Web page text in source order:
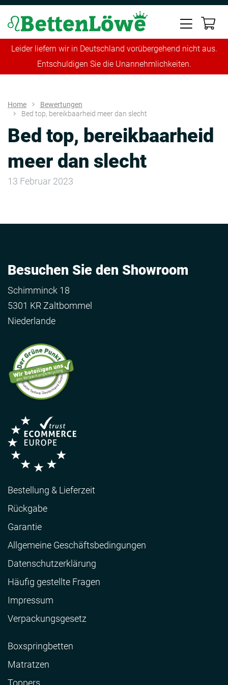
Leider liefern wir in Deutschland vorübergehend nicht aus.
Entschuldigen Sie die Unannehmlichkeiten.
Home
Bewertungen
Bed top, bereikbaarheid meer dan slecht
Bed top, bereikbaarheid
meer dan slecht
13 Februar 2023
Besuchen Sie den Showroom
Schimminck 18
5301 KR Zaltbommel
Niederlande
Bestellung & Lieferzeit
Rückgabe
Garantie
Allgemeine Geschäftsbedingungen
Datenschutzerklärung
Häufig gestellte Fragen
Impressum
Verpackungsgesetz
Boxspringbetten
Matratzen
Toppers